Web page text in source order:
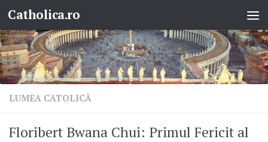
Skip to content
Catholica.ro
LUMEA CATOLICĂ
Floribert Bwana Chui: Primul Fericit al